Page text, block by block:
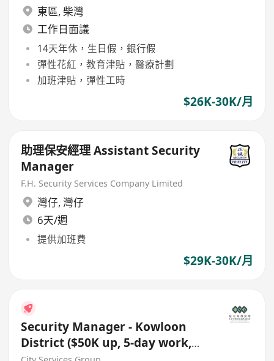
東區, 柴灣
工作日面議
14天年休，生日假，銀行假
彈性花紅，教育津貼，醫療計劃
加班津貼，彈性工時
$26K-30K/月
助理保安經理 Assistant Security
Manager
F.H. Security Services Company Limited
灣仔, 灣仔
6天/週
提供加班費
$29K-30K/月
Security Manager - Kowloon
District ($50K up, 5-day work,